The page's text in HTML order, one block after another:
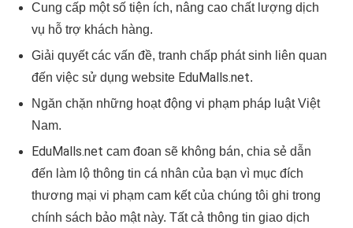
Cung cấp một số tiện ích, nâng cao chất lượng dịch
vụ hỗ trợ khách hàng.
Giải quyết các vấn đề, tranh chấp phát sinh liên quan
đến việc sử dụng website EduMalls.net.
Ngăn chặn những hoạt động vi phạm pháp luật Việt
Nam.
EduMalls.net cam đoan sẽ không bán, chia sẻ dẫn
đến làm lộ thông tin cá nhân của bạn vì mục đích
thương mại vi phạm cam kết của chúng tôi ghi trong
chính sách bảo mật này. Tất cả thông tin giao dịch